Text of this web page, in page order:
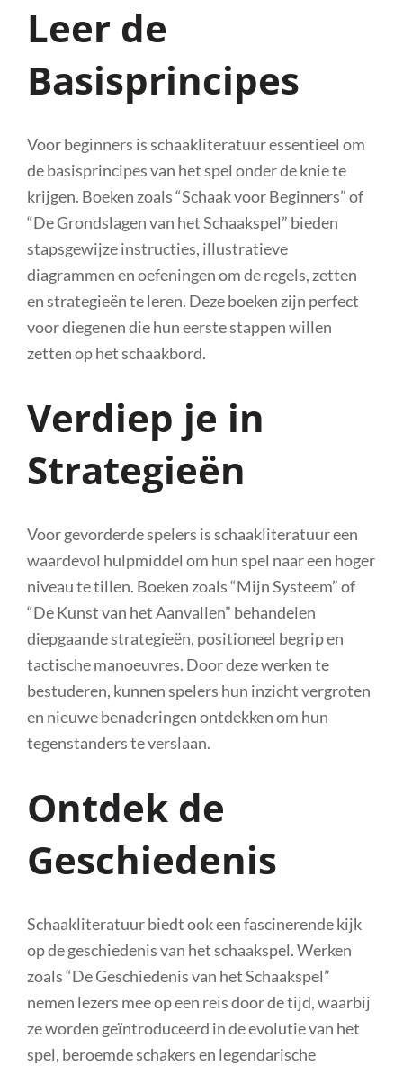
Leer de
Basisprincipes
Voor beginners is schaakliteratuur essentieel om
de basisprincipes van het spel onder de knie te
krijgen. Boeken zoals “Schaak voor Beginners” of
“De Grondslagen van het Schaakspel” bieden
stapsgewijze instructies, illustratieve
diagrammen en oefeningen om de regels, zetten
en strategieën te leren. Deze boeken zijn perfect
voor diegenen die hun eerste stappen willen
zetten op het schaakbord.
Verdiep je in
Strategieën
Voor gevorderde spelers is schaakliteratuur een
waardevol hulpmiddel om hun spel naar een hoger
niveau te tillen. Boeken zoals “Mijn Systeem” of
“De Kunst van het Aanvallen” behandelen
diepgaande strategieën, positioneel begrip en
tactische manoeuvres. Door deze werken te
bestuderen, kunnen spelers hun inzicht vergroten
en nieuwe benaderingen ontdekken om hun
tegenstanders te verslaan.
Ontdek de
Geschiedenis
Schaakliteratuur biedt ook een fascinerende kijk
op de geschiedenis van het schaakspel. Werken
zoals “De Geschiedenis van het Schaakspel”
nemen lezers mee op een reis door de tijd, waarbij
ze worden geïntroduceerd in de evolutie van het
spel, beroemde schakers en legendarische